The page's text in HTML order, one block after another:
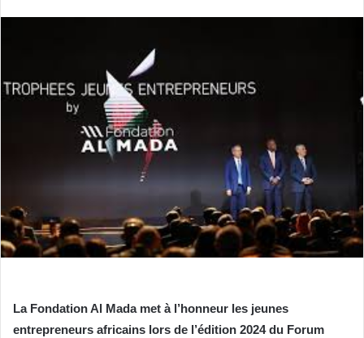
La Fondation Al Mada met à l’honneur les jeunes
entrepreneurs africains lors de l’édition 2024 du Forum